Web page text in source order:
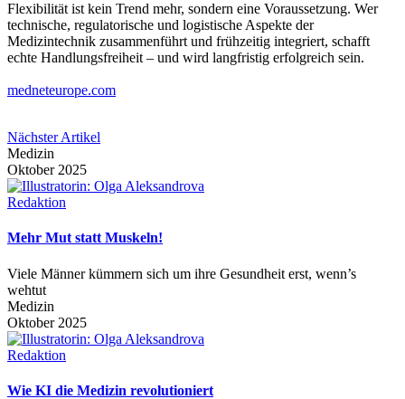
Flexibilität ist kein Trend mehr, sondern eine Voraussetzung. Wer
technische, regulatorische und logistische Aspekte der
Medizintechnik zusammenführt und frühzeitig integriert, schafft
echte Handlungsfreiheit – und wird langfristig erfolgreich sein.
medneteurope.com
Nächster Artikel
Medizin
Oktober 2025
Redaktion
Mehr Mut statt Muskeln!
Viele Männer kümmern sich um ihre Gesundheit erst, wenn’s
wehtut
Medizin
Oktober 2025
Redaktion
Wie KI die Medizin revolutioniert